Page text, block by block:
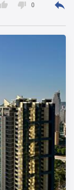
  0 